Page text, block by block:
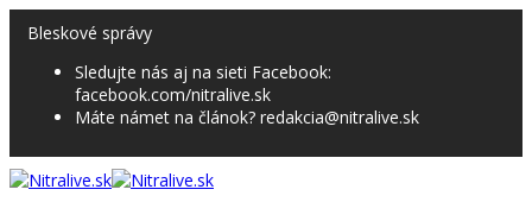
Bleskové správy
Sledujte nás aj na sieti Facebook:
facebook.com/nitralive.sk
Máte námet na článok? redakcia@nitralive.sk